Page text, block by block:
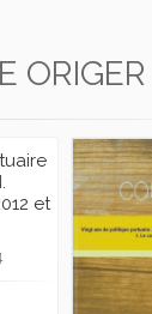
ORIGER
et